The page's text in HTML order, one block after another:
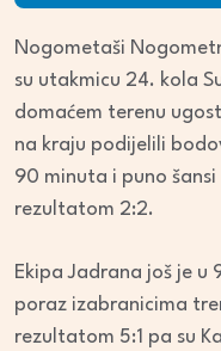
Nogometaši
su utakmicu 24. kola
domaćem terenu
na kraju podijelili
90 minuta i puno
rezultatom 2:2.
Ekipa Jadrana još je u
poraz izabranicima
rezultatom 5:1 pa su